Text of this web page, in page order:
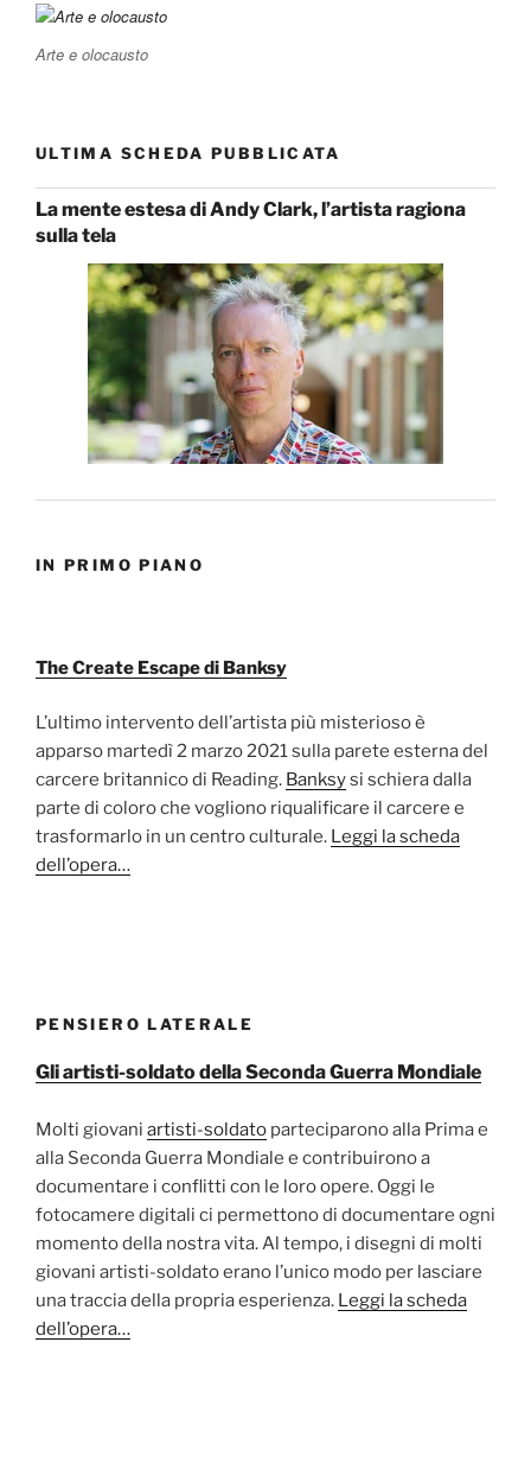
Arte e olocausto
ULTIMA SCHEDA PUBBLICATA
La mente estesa di Andy Clark, l’artista ragiona
sulla tela
IN PRIMO PIANO
The Create Escape di Banksy
L’ultimo intervento dell’artista più misterioso è
apparso martedì 2 marzo 2021 sulla parete esterna del
carcere britannico di Reading. Banksysi schiera dalla
parte di coloro che vogliono riqualificare il carcere e
trasformarlo in un centro culturale. Leggi la scheda
dell’opera…
PENSIERO LATERALE
Gli artisti-soldato della Seconda Guerra Mondiale
Molti giovani artisti-soldato parteciparono alla Prima e
alla Seconda Guerra Mondiale e contribuirono a
documentare i conflitti con le loro opere. Oggi le
fotocamere digitali ci permettono di documentare ogni
momento della nostra vita. Al tempo, i disegni di molti
giovani artisti-soldato erano l’unico modo per lasciare
una traccia della propria esperienza. Leggi la scheda
dell’opera…